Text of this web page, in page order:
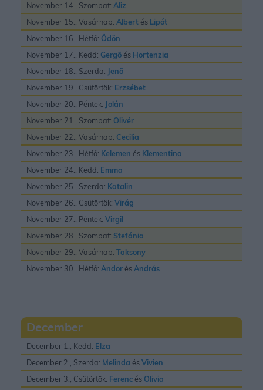
November 14., Szombat: Aliz
November 15., Vasárnap: Albert és Lipót
November 16., Hétfő: Ödön
November 17., Kedd: Gergõ és Hortenzia
November 18., Szerda: Jenõ
November 19., Csütörtök: Erzsébet
November 20., Péntek: Jolán
November 21., Szombat: Olivér
November 22., Vasárnap: Cecilia
November 23., Hétfő: Kelemen és Klementina
November 24., Kedd: Emma
November 25., Szerda: Katalin
November 26., Csütörtök: Virág
November 27., Péntek: Virgil
November 28., Szombat: Stefánia
November 29., Vasárnap: Taksony
November 30., Hétfő: Andor ésAndrás
December
December 1., Kedd: Elza
December 2., Szerda: Melinda ésVivien
December 3., Csütörtök: Ferenc és Olivia